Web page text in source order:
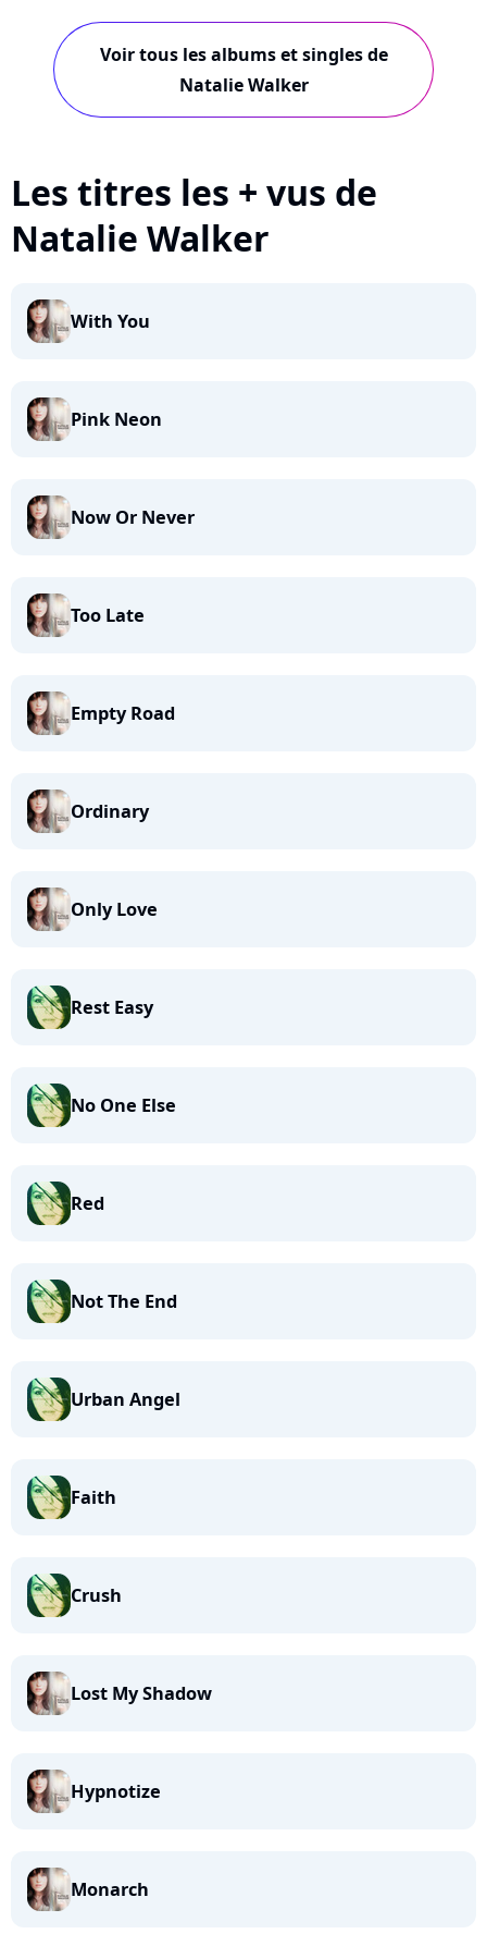
Voir tous les albums et singles de
Natalie Walker
Les titres les + vus de
Natalie Walker
With You
Pink Neon
Now Or Never
Too Late
Empty Road
Ordinary
Only Love
Rest Easy
No One Else
Red
Not The End
Urban Angel
Faith
Crush
Lost My Shadow
Hypnotize
Monarch